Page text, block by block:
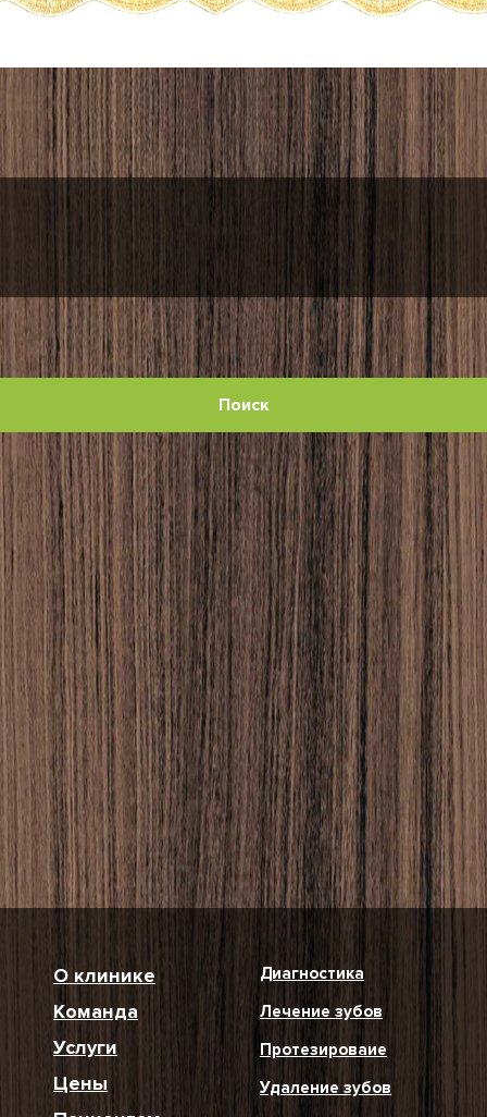
О клинике
Команда
Услуги
Цены
Диагностика
Лечение зубов
Протезироваие
Удаление зубов